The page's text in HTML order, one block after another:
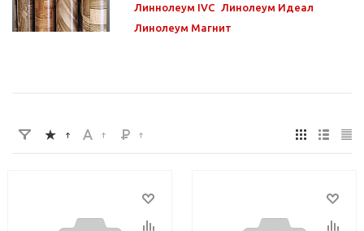
Линнолеум IVC Линолеум Идеал
Линолеум Магнит